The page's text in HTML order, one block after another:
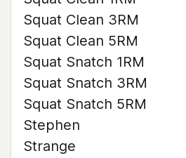
Squat Clean 3RM
Squat Clean 5RM
Squat Snatch 1RM
Squat Snatch 3RM
Squat Snatch 5RM
Stephen
Strange